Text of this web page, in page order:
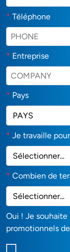
* Téléphone
* Entreprise
* Pays
* Je travaille
* Combien de
Oui ! Je
promotionnels